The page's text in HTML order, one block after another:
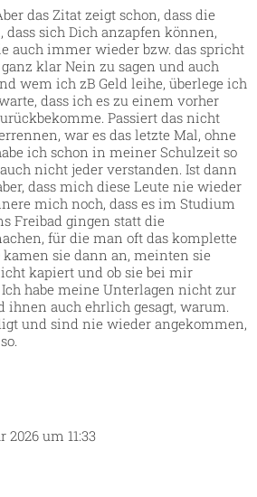
das Zitat zeigt schon, dass die
dass sich Dich anzapfen können,
auch immer wieder bzw. das spricht
klar Nein zu sagen und auch
wem ich zB Geld leihe, überlege ich
dass ich es zu einem vorher
Passiert das nicht
war es das letzte Mal, ohne
ich schon in meiner Schulzeit so
nicht jeder verstanden. Ist dann
dass mich diese Leute nie wieder
mich noch, dass es im Studium
Freibad gingen statt die
für die man oft das komplette
kamen sie dann an, meinten sie
kapiert und ob sie bei mir
habe meine Unterlagen nicht zur
ihnen auch ehrlich gesagt, warum.
und sind nie wieder angekommen,
2026 um 11:33